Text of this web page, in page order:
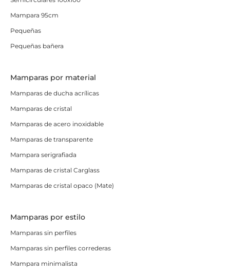
Mampara 95cm
Pequeñas
Pequeñas bañera
Mamparas por material
Mamparas de ducha acrílicas
Mamparas de cristal
Mamparas de acero inoxidable
Mamparas de transparente
Mampara serigrafiada
Mamparas de cristal Carglass
Mamparas de cristal opaco (Mate)
Mamparas por estilo
Mamparas sin perfiles
Mamparas sin perfiles correderas
Mampara minimalista